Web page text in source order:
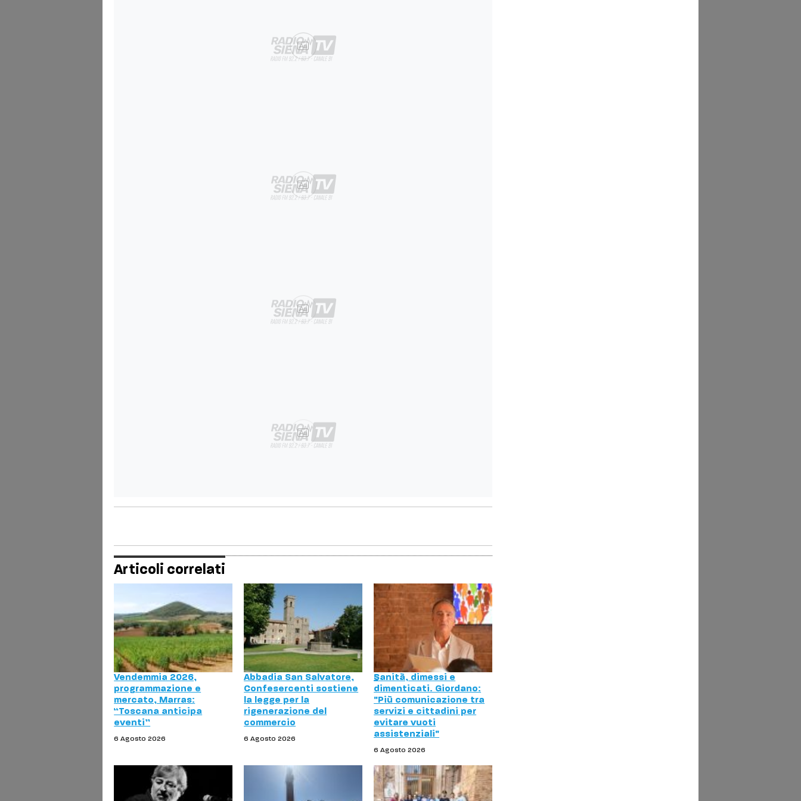
Ad
Ad
Ad
Ad
Articoli correlati
Vendemmia 2026,
programmazione e
mercato, Marras:
“Toscana anticipa
eventi”
6 Agosto 2026
Abbadia San Salvatore,
Confesercenti sostiene
la legge per la
rigenerazione del
commercio
6 Agosto 2026
Sanità, dimessi e
dimenticati. Giordano:
"Più comunicazione tra
servizi e cittadini per
evitare vuoti
assistenziali"
6 Agosto 2026